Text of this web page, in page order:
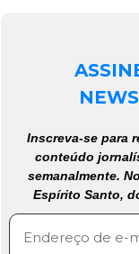
Inscreva-se para
conteúdo
semanalmente.
Espírito Santo,